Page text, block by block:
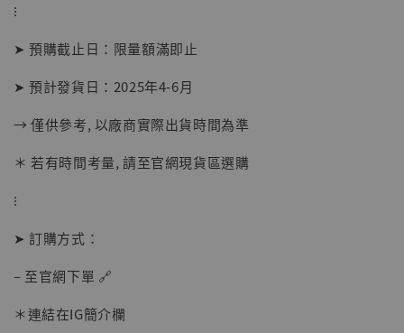
子彈飛 鵝城縣長 張麻子 [BK01]
NT$ 4,980
⁝
➤ 預購截止日：限量額滿即止
➤ 預計發貨日：2025年4-6月
→ 僅供參考, 以廠商實際出貨時間為準
＊ 若有時間考量, 請至官網現貨區選購
⁝
➤ 訂購方式：
– 至官網下單 🔗
＊連結在IG簡介欄